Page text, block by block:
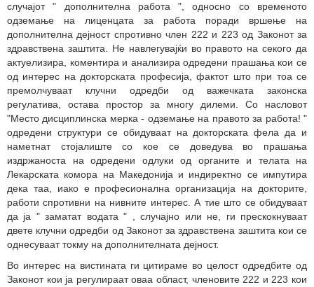
случајот" дополнителна работа ",односно со временото
одземање на лиценцата за работа поради вршење на
дополнителна дејност спротивно член 222 и 223 од Законот за
здравствена заштита. Не навлегувајќи во правото на секого да
актуелизира, коментира и анализира одредени прашања кои се
од интерес на докторската професија, фактот што при тоа се
премолчуваат клучни одредби од важечката законска
регулатива, остава простор за многу дилеми. Со насловот
"Место дисциплинска мерка - одземање на правото за работа! "
одредени структури се обидуваат на докторската фела да и
наметнат стојалиште со кое се доведува во прашања
издржаноста на одредени одлуки од органите и телата на
Лекарската комора на Македонија и индиректно се импутира
дека таа, иако е професионална организација на докторите,
работи спротивни на нивните интерес. А тие што се обидуваат
да ја " заматат водата "
, случајно или не, ги прескокнуваат
двете клучни одредби од Законот за здравствена заштита кои се
однесуваат токму на дополнителната дејност.
Во интерес на вистината ги цитираме во целост одредбите од
Законот кои ја регулираат оваа област, членовите 222 и 223 кои